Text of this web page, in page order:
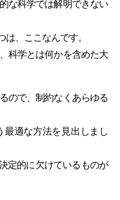
な科学では解明できない
、ここなんです。
科学とは何かを含めた大
ので、制約なくあらゆる
適な方法を見出しまし
定的に欠けているものが